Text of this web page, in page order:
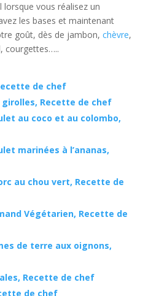
vous réalisez un
les bases et maintenant
goût, dès de jambon, chèvre,
courgettes…..
de chef
Recette de chef
au coco et au colombo,
marinées à l’ananas,
au chou vert, Recette de
Végétarien, Recette de
de terre aux oignons,
Recette de chef
de chef